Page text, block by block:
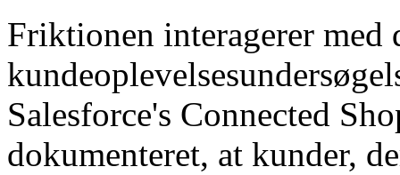
Friktionen interagerer med
Salesforce's Connected
dokumenteret, at kunder,